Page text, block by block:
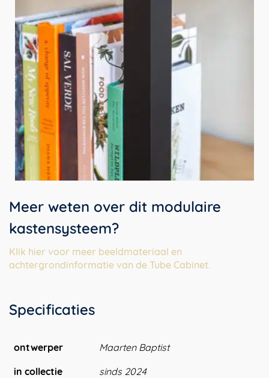
Meer weten over dit modulaire
kastensysteem?
Klik hier voor meer beeldmateriaal en
achtergrondinformatie van de Tube Cabinet.
Specificaties
ontwerper
Maarten Baptist
in collectie
sinds 2024